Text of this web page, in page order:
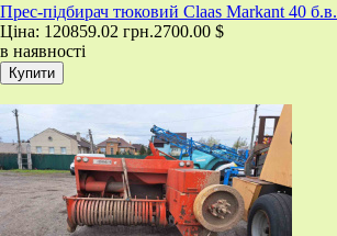
​Прес-підбирач тюковий Claas Markant 40 б.в.
Ціна: 120859.02 грн.2700.00 $
в наявності